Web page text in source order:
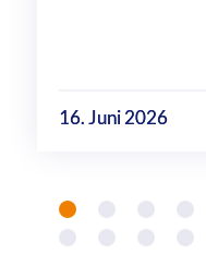
16. Juni 2026